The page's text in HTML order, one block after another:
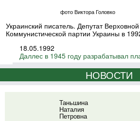
фото Виктора Головко
Украинский писатель. Депутат
Коммунистической партии Украины в
18.05.1992
Даллес в 1945 году разрабатывал
НОВОСТИ
Таньшина
Наталия
Петровна